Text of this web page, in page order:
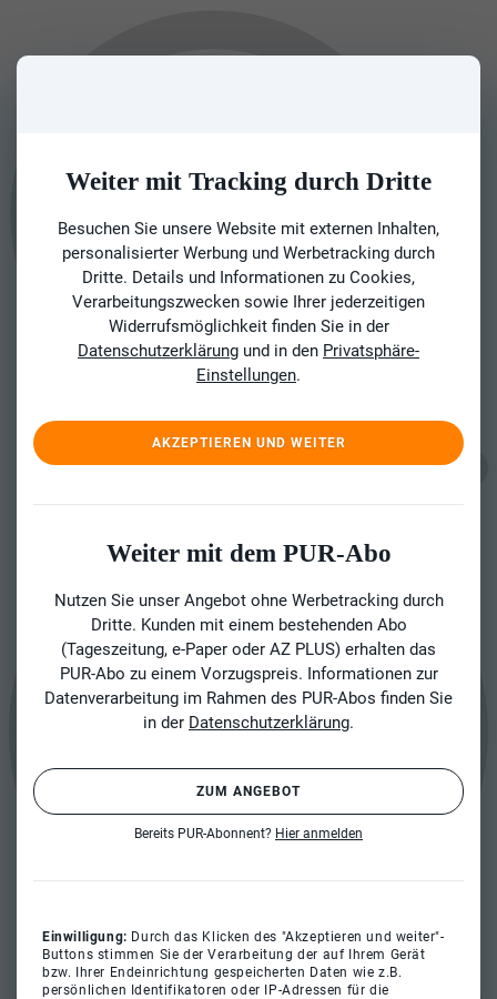
Weiter mit Tracking durch Dritte
Besuchen Sie unsere Website mit externen Inhalten,
personalisierter Werbung und Werbetracking durch
Dritte. Details und Informationen zu Cookies,
Verarbeitungszwecken sowie Ihrer jederzeitigen
Widerrufsmöglichkeit finden Sie in der
Datenschutzerklärung und in den Privatsphäre-
Einstellungen.
AKZEPTIEREN UND WEITER
Weiter mit dem PUR-Abo
Nutzen Sie unser Angebot ohne Werbetracking durch
Dritte. Kunden mit einem bestehenden Abo
(Tageszeitung, e-Paper oder AZ PLUS) erhalten das
PUR-Abo zu einem Vorzugspreis. Informationen zur
Datenverarbeitung im Rahmen des PUR-Abos finden Sie
in der Datenschutzerklärung.
ZUM ANGEBOT
Bereits PUR-Abonnent? Hier anmelden
Einwilligung: Durch das Klicken des "Akzeptieren und weiter"-
Buttons stimmen Sie der Verarbeitung der auf Ihrem Gerät
bzw. Ihrer Endeinrichtung gespeicherten Daten wie z.B.
persönlichen Identifikatoren oder IP-Adressen für die